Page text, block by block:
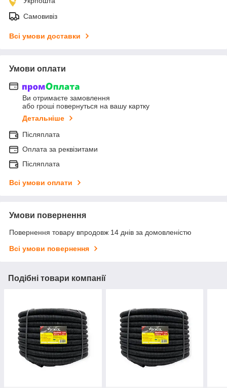
Самовивіз
Всі умови доставки
Умови оплати
Ви отримаєте замовлення
або гроші повернуться на вашу картку
Детальніше
Післяплата
Оплата за реквізитами
Післяплата
Всі умови оплати
Умови повернення
Повернення товару впродовж 14 днів за домовленістю
Всі умови повернення
Подібні товари компанії